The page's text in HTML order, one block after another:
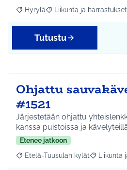
Rajaa tulokset aihepiirin mukaan:
Hyrylä Rajaa tulokset teeman
Liikunta ja harrastukset
Tutustu
Ohjattu
#1521
Järjestetään ohjattu
kanssa puistoissa ja
Etenee jatkoon
Rajaa tulokset aihepiirin mukaan:
Etelä-Tuusulan kylät RajaaLiikunta